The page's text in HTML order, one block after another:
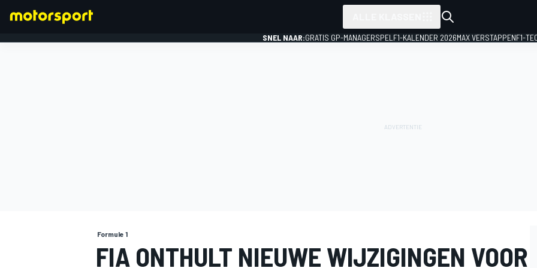
SNEL NAAR:GRATIS GP-MANAGERSPEL F1-KALENDER 2026MAX VERSTAPPENF1-
Formule 1
FIA ONTHULT NIEUWE WIJZIGINGEN VOOR